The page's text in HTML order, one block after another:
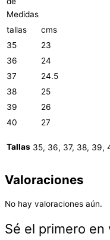
Medidas
tallas
cms
35
23
36
24
37
24.5
38
25
39
26
40
27
Tallas 35, 36, 37, 38, 39,
Valoraciones
No hay valoraciones aún.
Sé el primero en